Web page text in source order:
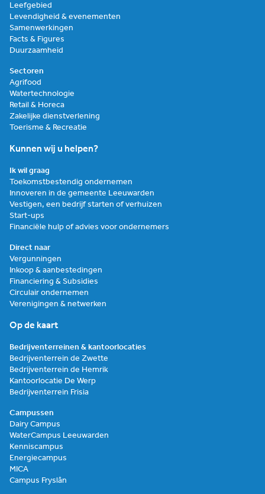
Leefgebied
Levendigheid & evenementen
Samenwerkingen
Facts & Figures
Duurzaamheid
Sectoren
Agrifood
Watertechnologie
Retail & Horeca
Zakelijke dienstverlening
Toerisme & Recreatie
Kunnen wij u helpen?
Ik wil graag
Toekomstbestendig ondernemen
Innoveren in de gemeente Leeuwarden
Vestigen, een bedrijf starten of verhuizen
Start-ups
Financiële hulp of advies voor ondernemers
Direct naar
Vergunningen
Inkoop & aanbestedingen
Financiering & Subsidies
Circulair ondernemen
Verenigingen & netwerken
Op de kaart
Bedrijventerreinen & kantoorlocaties
Bedrijventerrein de Zwette
Bedrijventerrein de Hemrik
Kantoorlocatie De Werp
Bedrijventerrein Frisia
Campussen
Dairy Campus
WaterCampus Leeuwarden
Kenniscampus
Energiecampus
MICA
Campus Fryslân